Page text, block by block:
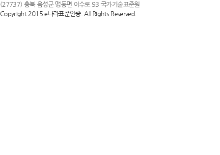
(27737) 충북 음성군 맹동면 이수로 93 국가기술표준원
Copyright 2015 e나라표준인증. All Rights Reserved.